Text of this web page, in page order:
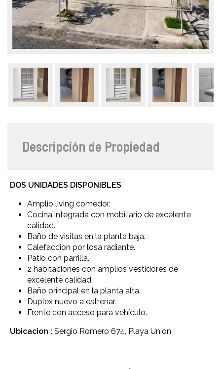
Descripción de Propiedad
DOS UNIDADES DISPONiBLES
Amplio living comedor.
Cocina integrada con mobiliario de excelente
calidad.
Baño de visitas en la planta baja.
Calefacción por losa radiante.
Patio con parrilla.
2 habitaciones con amplios vestidores de
excelente calidad.
Baño principal en la planta alta.
Duplex nuevo a estrenar.
Frente con acceso para vehículo.
Ubicacion : Sergio Romero 674, Playa Union